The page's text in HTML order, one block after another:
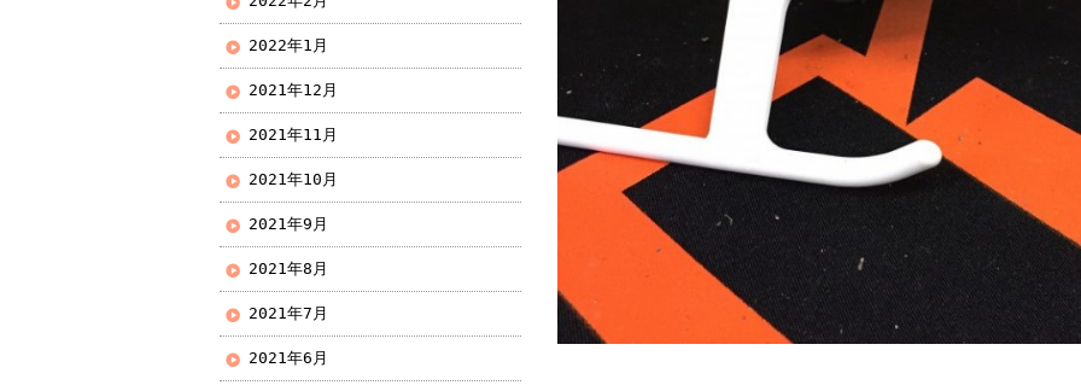
2022年1月
2021年12月
2021年11月
2021年10月
2021年9月
2021年8月
2021年7月
2021年6月